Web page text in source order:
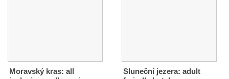
Moravský kras: all
Sluneční jezera: adult